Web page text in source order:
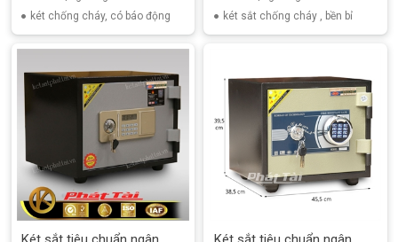
két chống cháy, có báo động
két sắt chống cháy , bền bỉ